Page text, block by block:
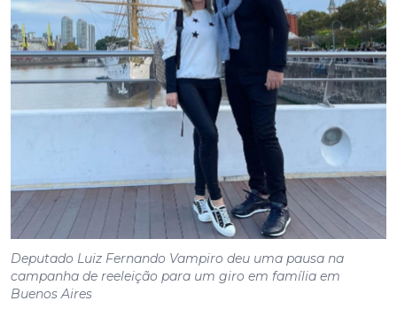
Deputado Luiz Fernando Vampiro deu uma pausa na
campanha de reeleição para um giro em família em
Buenos Aires